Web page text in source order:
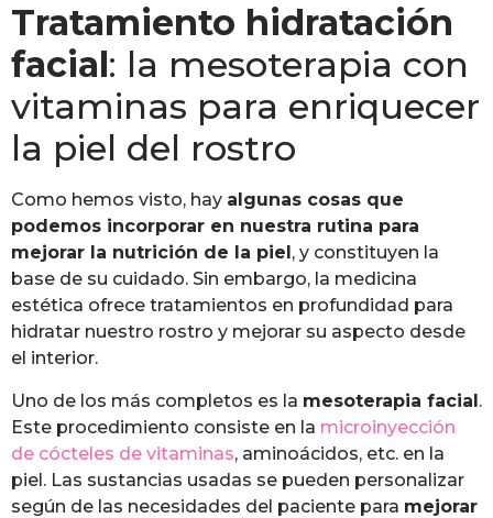
Tratamiento hidratación
facial: la mesoterapia con
vitaminas para enriquecer
la piel del rostro
Como hemos visto, hay algunas cosas que
podemos incorporar en nuestra rutina para
mejorar la nutrición de la piel , y constituyen la
base de su cuidado. Sin embargo, la medicina
estética ofrece tratamientos en profundidad para
hidratar nuestro rostro y mejorar su aspecto desde
el interior.
Uno de los más completos es la mesoterapia facial.
Este procedimiento consiste en la microinyección
de cócteles de vitaminas, aminoácidos, etc. en la
piel. Las sustancias usadas se pueden personalizar
según de las necesidades del paciente para mejorar